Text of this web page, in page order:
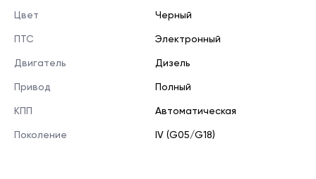
Цвет Черный
ПТС Электронный
Двигатель Дизель
Привод Полный
КПП Автоматическая
Поколение IV (G05/G18)